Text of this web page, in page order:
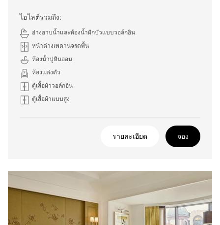
ไฮไลต์รวมถึง:
อ่างอาบน้ำและห้องน้ำฝักบัวแบบวอล์กอิน
หน้าต่างเพดานจรดพื้น
ห้องน้ำปูหินอ่อน
ห้องแต่งตัว
ตู้เสื้อผ้าวอล์กอิน
ตู้เสื้อผ้าแบบสูง
รายละเอียด จอง